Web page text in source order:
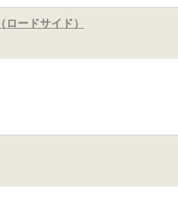
ードサイド）